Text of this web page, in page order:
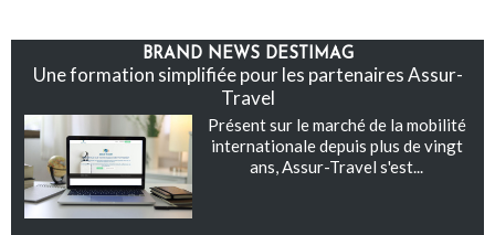
BRAND NEWS DESTIMAG
Une formation simplifiée pour les partenaires Assur-
Travel
Présent sur le marché de la mobilité
internationale depuis plus de vingt
ans, Assur-Travel s'est...